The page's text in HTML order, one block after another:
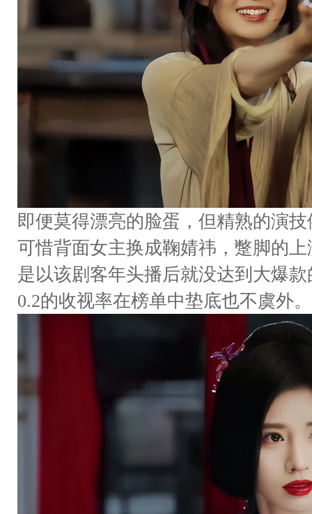
即便莫得漂亮的脸蛋，但精熟的演
可惜背面女主换成鞠婧祎，蹩脚的
是以该剧客年头播后就没达到大爆
0.2的收视率在榜单中垫底也不虞外。